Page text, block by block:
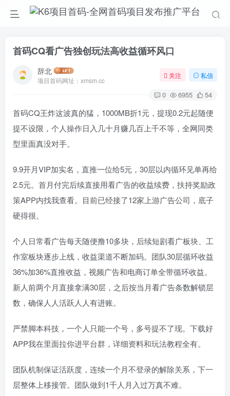
首码CQ看广告独创玩法高收益循环风口
辞北
项目首码网址：xmsm.cc
关注 私信
0 6955 54
首码CQ王炸这波真的猛，1000MB折1元，提现0.2元起随便
提不设限，个人操作日入几十月赚几百上千不等，全网同类
型里面真没对手。
9.9开月VIP加实名，直推一位给5元，30层以内循环见单再给
2.5元。首月付完后续直接用看广告的收益续费，扶持奖励政
策APP内找我查看。目前已经接了12家上游广告公司，底子
硬得很。
个人日常看广告每天随便撸10多块，后续短剧看广板块、工
作室板块逐步上线，收益渠道不断加码。团队30层循环收益
36%加36%直推收益，视频广告和电商订单全带循环收益。
新人前两个月直接拿满30层，之后按当月看广告条数解锁层
数，确保人人活跃人人有进账。
严禁脚本科技，一个人只能一个号，多号提不了现。下载好
APP我在里面拉你进平台群，详细资料和玩法教程全有。
团队机制保证活跃度，连续一个月不登录的解除关系，下一
层整体上移接管。团队做到1千人月入过万真不难。